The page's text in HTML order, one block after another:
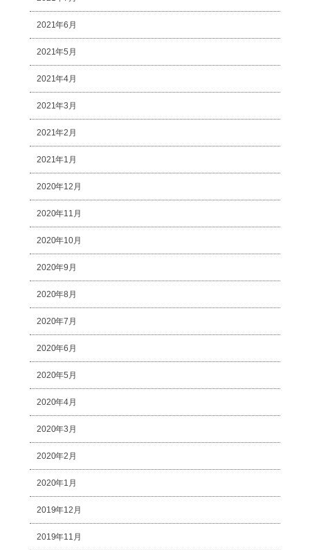
2021年6月
2021年5月
2021年4月
2021年3月
2021年2月
2021年1月
2020年12月
2020年11月
2020年10月
2020年9月
2020年8月
2020年7月
2020年6月
2020年5月
2020年4月
2020年3月
2020年2月
2020年1月
2019年12月
2019年11月